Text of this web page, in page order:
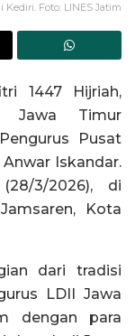
Kediri. Foto: LINES Jatim
1447 Hijriah,
Jawa Timur
Pusat
Anwar Iskandar.
3/2026), di
Kota
dari tradisi
LDII Jawa
dengan para